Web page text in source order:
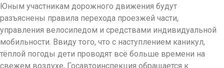
Юным участникам дорожного движения будут
разъяснены правила перехода проезжей части,
управления велосипедом и средствами индивидуальной
мобильности. Ввиду того, что с наступлением каникул,
тёплой погоды дети проводят всё больше времени на
свежем воздухе, Госавтоинспекция обращается к